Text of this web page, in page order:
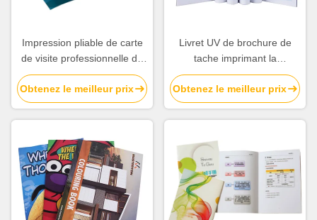
Impression pliable de carte
de visite professionnelle de
visite, papier d'art
d'impression du tract A5
polychrome
Obtenez le meilleur prix
Livret UV de brochure de
tache imprimant la
conception moderne de
papier enduit de C2S
promotionnelle
Obtenez le meilleur prix